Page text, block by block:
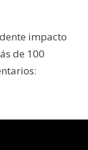
impacto
de 100